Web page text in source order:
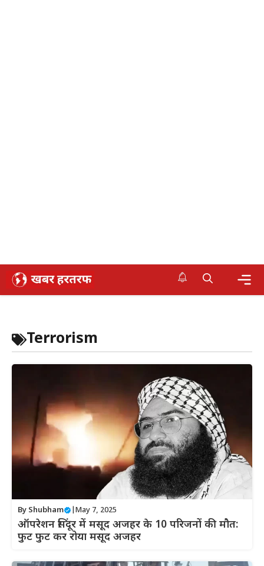
Skip
Terrorism
By Shubham May 7, 2025
ऑपरेशन सिंदूर में मसूद अजहर के 10 परिजनों की मौत:
फुट फुट कर रोया मसूद अजहर